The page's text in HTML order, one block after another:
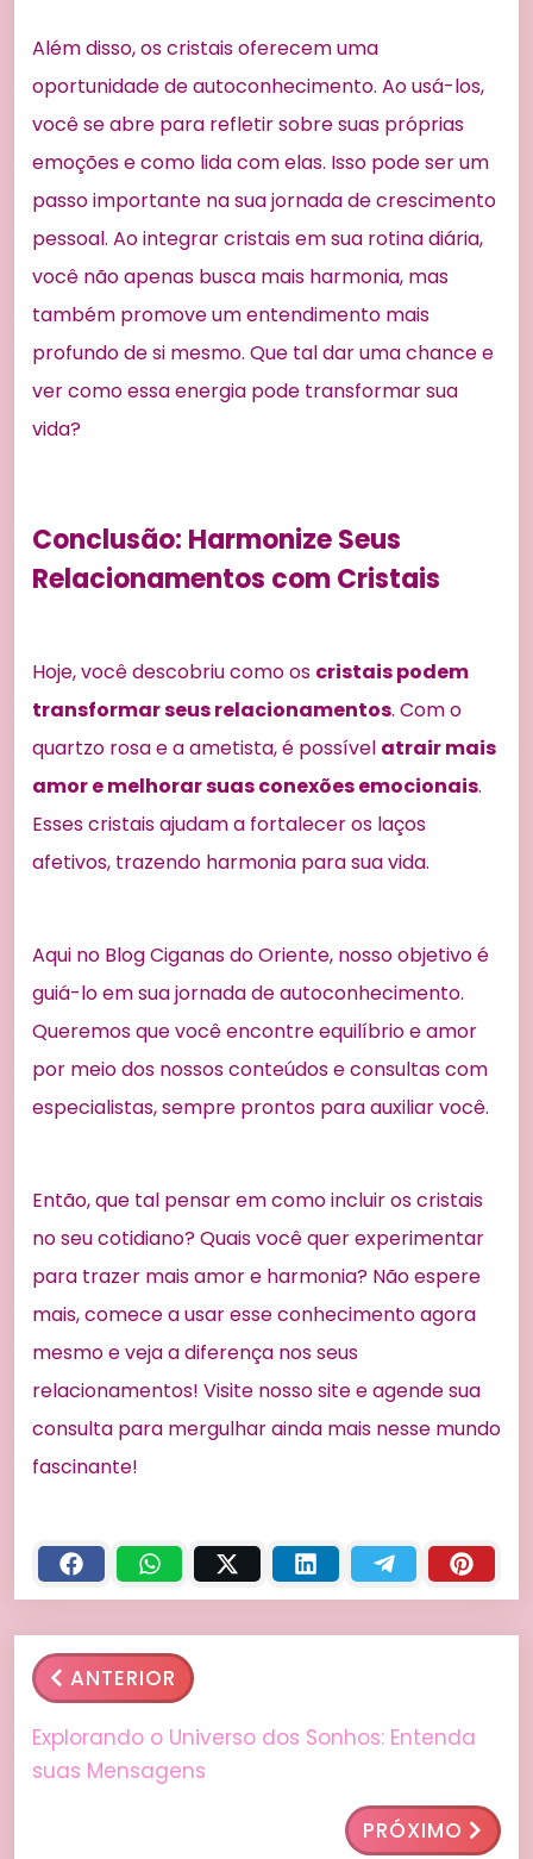
Além disso, os cristais oferecem uma
oportunidade de autoconhecimento. Ao usá-los,
você se abre para refletir sobre suas próprias
emoções e como lida com elas. Isso pode ser um
passo importante na sua jornada de crescimento
pessoal. Ao integrar cristais em sua rotina diária,
você não apenas busca mais harmonia, mas
também promove um entendimento mais
profundo de si mesmo. Que tal dar uma chance e
ver como essa energia pode transformar sua
vida?
Conclusão: Harmonize Seus
Relacionamentos com Cristais
Hoje, você descobriu como os cristais podem
transformar seus relacionamentos. Com o
quartzo rosa e a ametista, é possível atrair mais
amor e melhorar suas conexões emocionais.
Esses cristais ajudam a fortalecer os laços
afetivos, trazendo harmonia para sua vida.
Aqui no Blog Ciganas do Oriente, nosso objetivo é
guiá-lo em sua jornada de autoconhecimento.
Queremos que você encontre equilíbrio e amor
por meio dos nossos conteúdos e consultas com
especialistas, sempre prontos para auxiliar você.
Então, que tal pensar em como incluir os cristais
no seu cotidiano? Quais você quer experimentar
para trazer mais amor e harmonia? Não espere
mais, comece a usar esse conhecimento agora
mesmo e veja a diferença nos seus
relacionamentos! Visite nosso site e agende sua
consulta para mergulhar ainda mais nesse mundo
fascinante!
ANTERIOR
Explorando o Universo dos Sonhos: Entenda
suas Mensagens
PRÓXIMO